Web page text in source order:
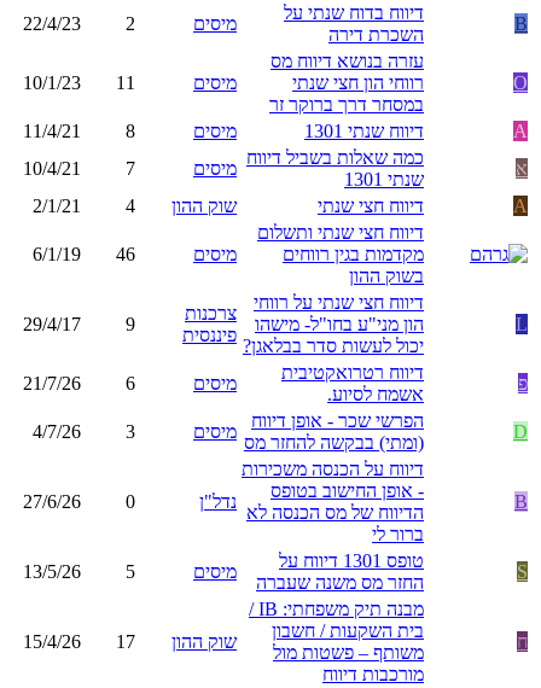
B
דיווח בדוח שנתי על
השכרת דירה
מיסים 2
22/4/23
O
עזרה בנושא דיווח מס
רווחי הון חצי שנתי
במסחר דרך ברוקר זר
מיסים 11
10/1/23
A דיווח שנתי 1301 מיסים 8
11/4/21
א
כמה שאלות בשביל דיווח
שנתי 1301
מיסים 7
10/4/21
A
דיווח חצי שנתי שוק ההון 4
2/1/21
דיווח חצי שנתי ותשלום
מקדמות בגין רווחים
בשוק ההון
מיסים 46
6/1/19
L
דיווח חצי שנתי על רווחי
הון מני"ע בחו"ל- מישהו
יכול לעשות סדר בבלאגן?
צרכנות
פיננסית
9
29/4/17
פ
דיווח רטרואקטיבית
אשמח לסיוע.
מיסים 6
21/7/26
D
הפרשי שכר - אופן דיווח
(ומתי) בבקשה להחזר מס
מיסים 3
4/7/26
B
דיווח על הכנסה משכירות
- אופן החישוב בטופס
הדיווח של מס הכנסה לא
ברור לי
נדל"ן 0
27/6/26
S
טופס 1301 דיווח על
החזר מס משנה שעברה
מיסים 5
13/5/26
ח
מבנה תיק משפחתי: IB /
בית השקעות / חשבון
משותף – פשטות מול
מורכבות דיווח
שוק ההון 17
15/4/26